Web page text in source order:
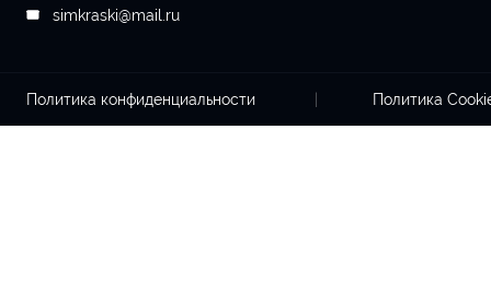
simkraski@mail.ru
Политика конфиденциальности Политика